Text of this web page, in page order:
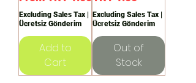
Excluding Sales Tax
Ücretsiz Gönderim
Add to
Cart
Excluding Sales Tax
Ücretsiz Gönderim
Out of
Stock